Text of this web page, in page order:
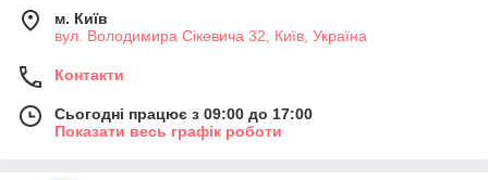
м. Київ
вул. Володимира Сікевича 32, Київ, Україна
Контакти
Сьогодні працює з 09:00 до 17:00
Показати весь графік роботи